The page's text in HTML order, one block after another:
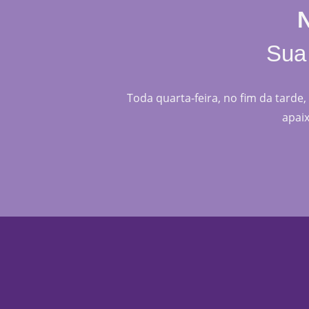
Toda quarta-feira, no fim da